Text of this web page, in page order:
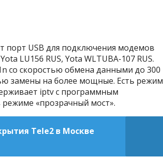
порт USB для подключения модемов
LU156 RUS, Yota WLTUBA-107 RUS.
со скоростью обмена данными до 300
замены на более мощные. Есть режим
iptv с программным
режиме «прозрачный мост».
Tele2 в Москве